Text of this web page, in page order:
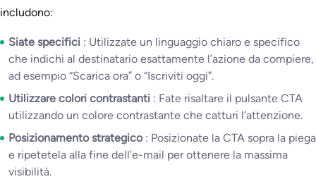
includono:
Siate specifici : Utilizzate un linguaggio chiaro e specifico
che indichi al destinatario esattamente l’azione da compiere,
ad esempio “Scarica ora” o “Iscriviti oggi”.
Utilizzare colori contrastanti : Fate risaltare il pulsante CTA
utilizzando un colore contrastante che catturi l’attenzione.
Posizionamento strategico : Posizionate la CTA sopra la piega
e ripetetela alla fine dell’e-mail per ottenere la massima
visibilità.